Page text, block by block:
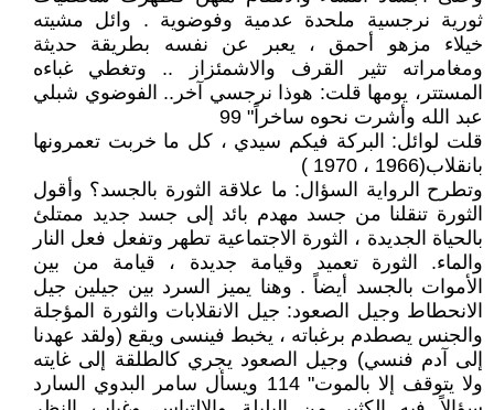
ثورية نرجسية ملحدة عدمية وفوضوية . وائل مشيته
خيلاء مزهو أحمق ، يعبر عن نفسه بطريقة حديثة
ومغامراته تثير القرف والاشمئزاز .. وتغطي غباءه
المستتر، يومها قلت: هوذا نرجسي آخر.. الفوضوي شبلي
عبد الله وأشرت نحوه ساخراً" 99
قلت لوائل: البركة فيكم سيدي ، كل ما خربت تعمرونها
بانقلاب(1966 ، 1970 )
وتطرح الرواية السؤال: ما علاقة الثورة بالجسد؟ وأقول
الثورة تنقلنا من جسد مهدم بائد إلى جسد جديد ممتلئ
بالحياة الجديدة ، الثورة الاجتماعية تطهر وتفعل فعل النار
والماء. الثورة تعميد وقيامة جديدة ، قيامة من بين
الأموات بالجسد أيضاً . وهنا يميز السرد بين جيلين جيل
الانحطاط وجيل الصعود: جيل الانقلابات والثورة المؤجلة
والجنس يصطدم برغباته ، يخبط فينسى ويقع (ولقد عهدنا
إلى آدم فنسي) وجيل الصعود يجري كالطلقة إلى غايته
ولا يتوقف إلا بالموت" 114 ويسأل سامر البدوي السارد